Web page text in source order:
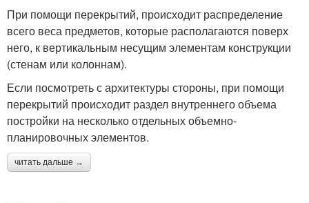
При помощи перекрытий, происходит распределение
всего веса предметов, которые располагаются поверх
него, к вертикальным несущим элементам конструкции
(стенам или колоннам).
Если посмотреть с архитектуры стороны, при помощи
перекрытий происходит раздел внутреннего объема
постройки на несколько отдельных объемно-
планировочных элементов.
читать дальше →